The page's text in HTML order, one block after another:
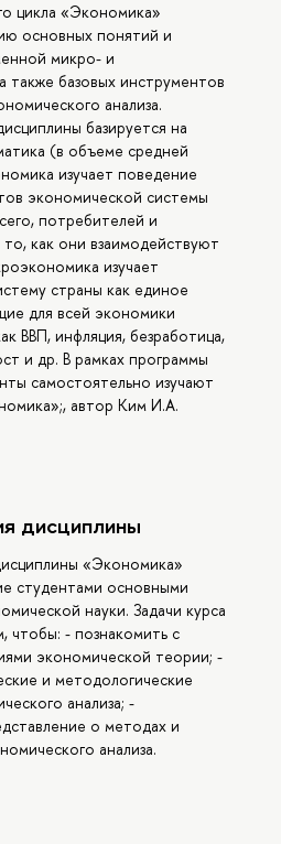
цикла «Экономика»
основных понятий и
микро- и
также базовых инструментов
анализа.
базируется на
(в объеме средней
изучает поведение
экономической системы
потребителей и
как они взаимодействуют
изучает
страны как единое
для всей экономики
ВВП, инфляция, безработица,
и др. В рамках программы
самостоятельно изучают
автор Ким И.А.
дисциплины
«Экономика»
студентами основными
науки. Задачи курса
чтобы: - познакомить с
экономической теории; -
и методологические
анализа; -
о методах и
анализа.